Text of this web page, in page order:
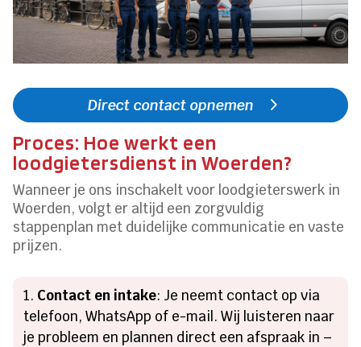
Direct contact opnemen
Proces: Hoe werkt een
loodgietersdienst in Woerden?
Wanneer je ons inschakelt voor loodgieterswerk in
Woerden, volgt er altijd een zorgvuldig
stappenplan met duidelijke communicatie en vaste
prijzen.
Contact en intake: Je neemt contact op via
telefoon, WhatsApp of e-mail. Wij luisteren naar
je probleem en plannen direct een afspraak in –